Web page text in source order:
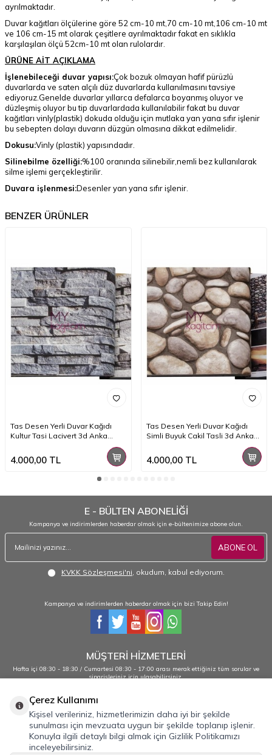
ayrılmaktadır.
Duvar kağıtları ölçülerine göre 52 cm-10 mt,70 cm-10 mt,106 cm-10 mt
ve 106 cm-15 mt olarak çeşitlere ayrılmaktadır fakat en sıklıkla
karşılaşılan ölçü 52cm-10 mt olan rulolardır.
ÜRÜNE AİT AÇIKLAMA
İşlenebileceği duvar yapısı:Çok bozuk olmayan hafif pürüzlü
duvarlarda ve saten alçılı düz duvarlarda kullanılmasını tavsiye
ediyoruz.Genelde duvarlar yıllarca defalarca boyanmış oluyor ve
düzleşmiş oluyor bu tip duvarlardada kullanılabilir fakat bu duvar
kağıtları vinly(plastik) dokuda olduğu için mutlaka yan yana sıfır işlenir
bu sebepten dolayı duvarın düzgün olmasına dikkat edilmelidir.
Dokusu:Vinly (plastik) yapısındadır.
Silinebilme özelliği:%100 oranında silinebilir,nemli bez kullanılarak
silme işlemi gerçekleştirilir.
Duvara işlenmesi:Desenler yan yana sıfır işlenir.
BENZER ÜRÜNLER
Tas Desen Yerli Duvar Kağıdı
Kultur Tasi Lacivert 3d Anka
4.000,00 TL
Tas Desen Yerli Duvar Kağıdı
Simli Buyuk Cakil Tasli 3d Anka
4.000,00TL
E - BÜLTEN ABONELİĞİ
Kampanya ve indirimlerden haberdar olmak için e-bültenimize abone olun.
ABONE OL
KVKK Sözleşmesi'ni, okudum, kabul ediyorum.
Kampanya ve indirimlerden haberdar olmak için bizi Takip Edin!
MÜŞTERİ HİZMETLERİ
Hafta içi 08:30 - 18:30 / Cumartesi 08:30 - 17:00 arası merak ettiğiniz tüm sorular ve
siparişleriniz için ulaşabilirsiniz.
0232 484 38 44 - 0533 330 88 95
Önemli Bilgiler
Hızlı Erişim
Çerez Kullanımı
Kişisel verileriniz, hizmetlerimizin daha iyi bir şekilde
sunulması için mevzuata uygun bir şekilde toplanıp işlenir.
Konuyla ilgili detaylı bilgi almak için Gizlilik Politikamızı
inceleyebilirsiniz.